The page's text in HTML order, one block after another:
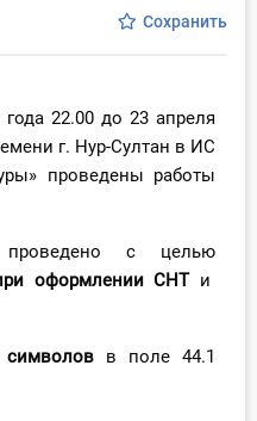
Сохранить
22.00 до 23 апреля
г. Нур-Султан в ИС
проведены работы
с целью
оформлении СНТи
символов в поле 44.1